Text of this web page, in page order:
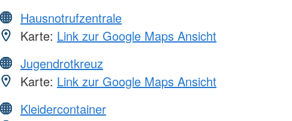
Hausnotrufzentrale
Karte: Link zur Google Maps Ansicht
Jugendrotkreuz
Karte: Link zur Google Maps Ansicht
Kleidercontainer